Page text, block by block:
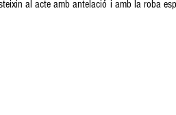
al acte amb antelació i amb la roba